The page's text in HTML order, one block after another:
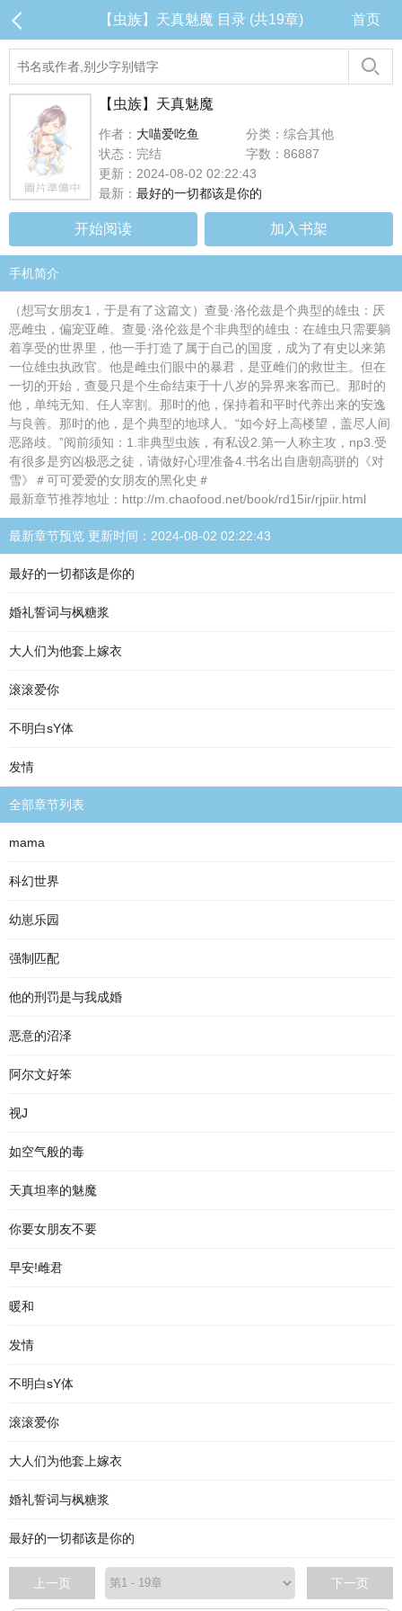
【虫族】天真魅魔 目录 (共19章) 首页
【虫族】天真魅魔
作者： 大喵爱吃鱼
分类：综合其他
状态：完结
字数：86887
更新：2024-08-02 02:22:43
最新： 最好的一切都该是你的
开始阅读 加入书架
手机简介
（想写女朋友1，于是有了这篇文）查曼·洛伦兹是个典型的雄虫：厌
恶雌虫，偏宠亚雌。查曼·洛伦兹是个非典型的雄虫：在雄虫只需要躺
着享受的世界里，他一手打造了属于自己的国度，成为了有史以来第
一位雄虫执政官。他是雌虫们眼中的暴君，是亚雌们的救世主。但在
一切的开始，查曼只是个生命结束于十八岁的异界来客而已。那时的
他，单纯无知、任人宰割。那时的他，保持着和平时代养出来的安逸
与良善。那时的他，是个典型的地球人。“如今好上高楼望，盖尽人间
恶路歧。”阅前须知：1.非典型虫族，有私设2.第一人称主攻，np3.受
有很多是穷凶极恶之徒，请做好心理准备4.书名出自唐朝高骈的《对
雪》＃可可爱爱的女朋友的黑化史＃
最新章节推荐地址：http://m.chaofood.net/book/rd15ir/rjpiir.html
最新章节预览 更新时间：2024-08-02 02:22:43
最好的一切都该是你的
婚礼誓词与枫糖浆
大人们为他套上嫁衣
滚滚爱你
不明白sY体
发情
全部章节列表
mama
科幻世界
幼崽乐园
强制匹配
他的刑罚是与我成婚
恶意的沼泽
阿尔文好笨
视J
如空气般的毒
天真坦率的魅魔
你要女朋友不要
早安!雌君
暖和
发情
不明白sY体
滚滚爱你
大人们为他套上嫁衣
婚礼誓词与枫糖浆
最好的一切都该是你的
上一页 下一页